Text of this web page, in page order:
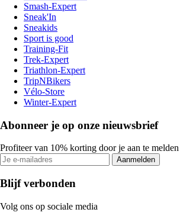
Smash-Expert
Sneak'In
Sneakids
Sport is good
Training-Fit
Trek-Expert
Triathlon-Expert
TripNBikers
Vélo-Store
Winter-Expert
Abonneer je op onze nieuwsbrief
Profiteer van 10% korting door je aan te
Aanmelden
Blijf verbonden
Volg ons op sociale media